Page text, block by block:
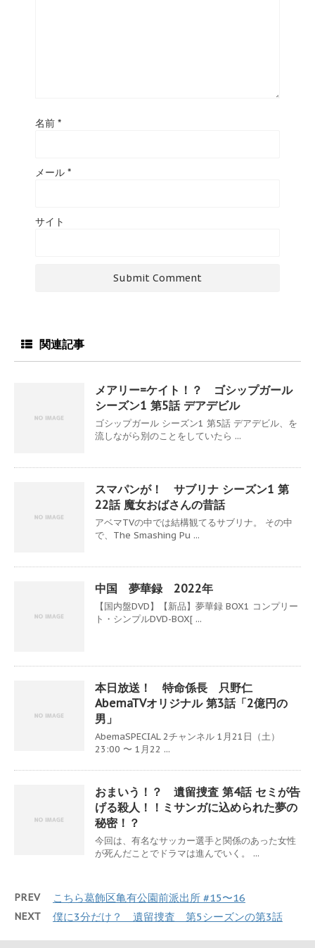
名前 *
メール *
サイト
関連記事
メアリー=ケイト！？ ゴシップガール
シーズン1 第5話 デアデビル
ゴシップガール シーズン1 第5話 デアデビル、を
流しながら別のことをしていたら ...
スマパンが！ サブリナ シーズン1 第
22話 魔女おばさんの昔話
アベマTVの中では結構観てるサブリナ。 その中
で、The Smashing Pu ...
中国 夢華録 2022年
【国内盤DVD】【新品】夢華録 BOX1 コンプリー
ト・シンプルDVD-BOX[ ...
本日放送！ 特命係長 只野仁
AbemaTVオリジナル 第3話「2億円の
男」
AbemaSPECIAL 2チャンネル 1月21日（土）
23:00 〜 1月22 ...
おまいう！？ 遺留捜査 第4話 セミが告
げる殺人！！ミサンガに込められた夢の
秘密！？
今回は、有名なサッカー選手と関係のあった女性
が死んだことでドラマは進んでいく。 ...
PREV こちら葛飾区亀有公園前派出所 #15〜16
NEXT 僕に3分だけ？ 遺留捜査 第5シーズンの第3話